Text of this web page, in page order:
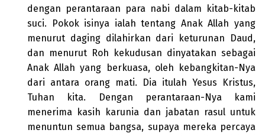
dengan perantaraan para nabi dalam kitab-kitab
suci. Pokok isinya ialah tentang Anak Allah yang
menurut daging dilahirkan dari keturunan Daud,
dan menurut Roh kekudusan dinyatakan sebagai
Anak Allah yang berkuasa, oleh kebangkitan-Nya
dari antara orang mati. Dia itulah Yesus Kristus,
Tuhan kita. Dengan perantaraan-Nya kami
menerima kasih karunia dan jabatan rasul untuk
menuntun semua bangsa, supaya mereka percaya